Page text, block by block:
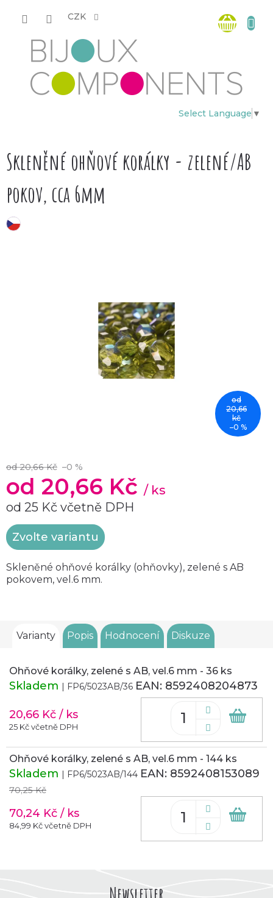
CZK
Select Language ▼
košík
Skleněné ohňové korálky - zelené/AB
pokov, cca 6mm
od
20,66
kč
–0 %
od 20,66 Kč –0 %
od 20,66 Kč / ks
od 25 Kč včetně DPH
Měrná
cena:
Zvolte variantu
Skleněné ohňové korálky (ohňovky), zelené s AB
pokovem, vel.6 mm.
Varianty Popis Hodnocení Diskuze
Ohňové korálky, zelené s AB, vel.6 mm - 36 ks
Skladem | FP6/5023AB/36 EAN: 8592408204873
20,66 Kč / ks
25 Kč včetně DPH
Ohňové korálky, zelené s AB, vel.6 mm - 144 ks
Skladem | FP6/5023AB/144 EAN: 8592408153089
70,25 Kč
70,24 Kč / ks
84,99 Kč včetně DPH